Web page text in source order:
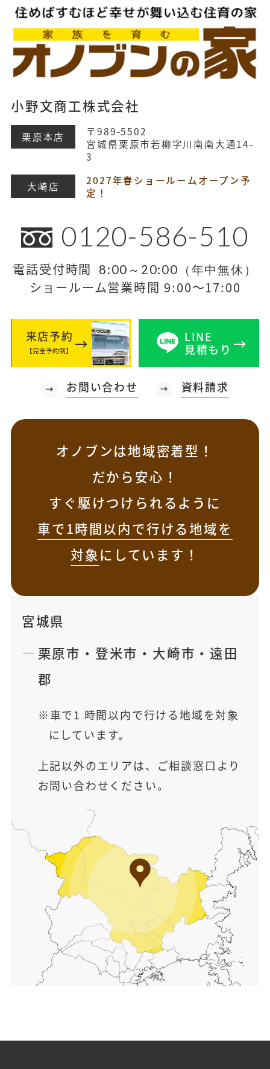
小野文商工株式会社
栗原本店
〒989-5502
宮城県栗原市若柳字川南南大通14-
3
大崎店
2027年春ショールームオープン予
定！
0120-586-510
電話受付時間 8:00～20:00（年中無休）
ショールーム営業時間 9:00～17:00
来店予約
【完全予約制】
LINE
見積もり
お問い合わせ 資料請求
オノブンは地域密着型！
だから安心！
すぐ駆けつけられるように
車で1時間以内で行ける地域を
対象にしています！
宮城県
栗原市 ・ 登米市 ・ 大崎市 ・ 遠田
郡
車で1 時間以内で行ける地域を対象
にしています。
上記以外のエリアは、ご相談窓口より
お問い合わせください。